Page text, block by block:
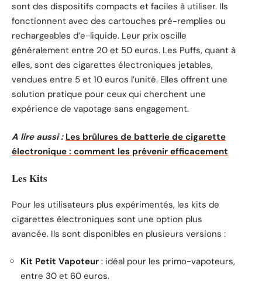
sont des dispositifs compacts et faciles à utiliser. Ils
fonctionnent avec des cartouches pré-remplies ou
rechargeables d’e-liquide. Leur prix oscille
généralement entre 20 et 50 euros. Les Puffs, quant à
elles, sont des cigarettes électroniques jetables,
vendues entre 5 et 10 euros l’unité. Elles offrent une
solution pratique pour ceux qui cherchent une
expérience de vapotage sans engagement.
A lire aussi : Les brûlures de batterie de cigarette
électronique : comment les prévenir efficacement
Les Kits
Pour les utilisateurs plus expérimentés, les kits de
cigarettes électroniques sont une option plus
avancée. Ils sont disponibles en plusieurs versions :
Kit Petit Vapoteur : idéal pour les primo-vapoteurs,
entre 30 et 60 euros.